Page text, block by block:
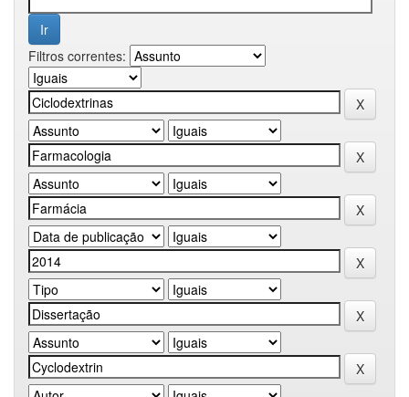
Filtros correntes: